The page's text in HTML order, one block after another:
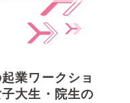
業ワークショ
大生・院生の